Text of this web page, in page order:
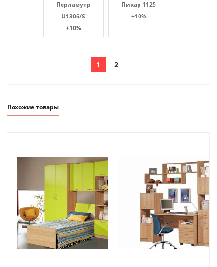
Перламутр
U1306/S
+10%
Пикар 1125
+10%
1 2
Похожие товары